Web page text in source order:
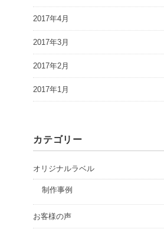
2017年4月
2017年3月
2017年2月
2017年1月
カテゴリー
オリジナルラベル
制作事例
お客様の声